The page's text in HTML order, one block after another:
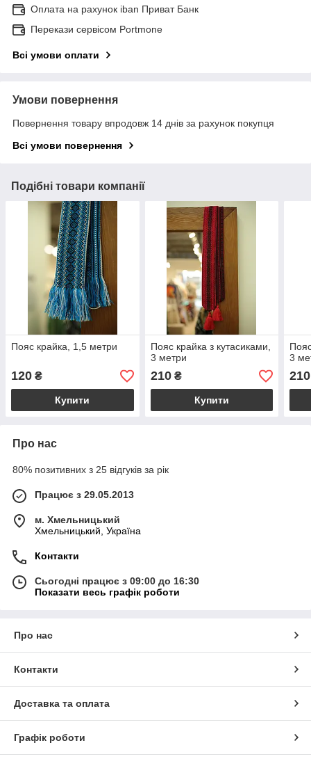
Оплата на рахунок iban Приват Банк
Перекази сервісом Portmone
Всі умови оплати
Умови повернення
Повернення товару впродовж 14 днів за рахунок покупця
Всі умови повернення
Подібні товари компанії
Пояс крайка, 1,5 метри
120 ₴
Купити
Пояс крайка з кутасиками,
3 метри
210₴
Купити
3
210
Про нас
80% позитивних з 25 відгуків за рік
Працює з 29.05.2013
м. Хмельницький
Хмельницький, Україна
Контакти
Сьогодні працює з 09:00 до 16:30
Показати весь графік роботи
Про нас
Контакти
Доставка та оплата
Графік роботи